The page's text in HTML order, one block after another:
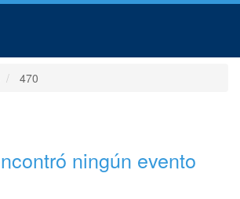
470
ningún evento